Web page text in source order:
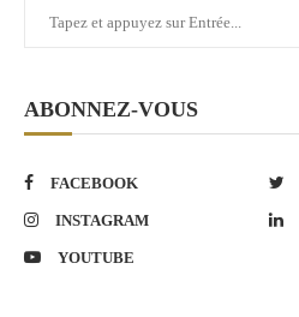
ABONNEZ-VOUS
FACEBOOK
INSTAGRAM
YOUTUBE